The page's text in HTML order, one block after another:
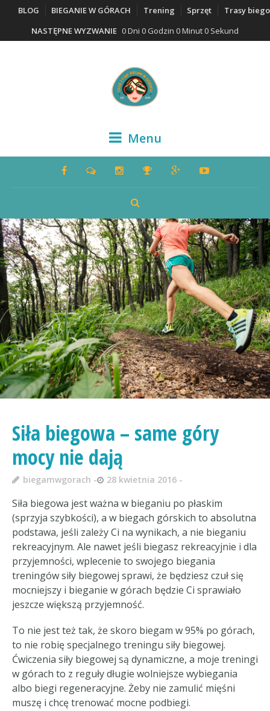
BLOG BIEGANIE W GÓRACH Trening Sprzęt
Trasy
NASTĘPNE WYZWANIE 0 Dni 0 Godzin 0 Minut 0 Sekund
Menu
Siła biegowa – same góry
mocy nie dają
biegamwgorach 28 kwietnia 2016
Siła biegowa jest ważna w bieganiu po płaskim
(sprzyja szybkości), a w biegach górskich to absolutna
podstawa, jeśli zależy Ci na wynikach, a nie bieganiu
rekreacyjnym. Ale nawet jeśli biegasz rekreacyjnie i dla
przyjemności, wplecenie to swojego biegania
treningów siły biegowej sprawi, że będziesz czuł się
mocniejszy i bieganie w górach będzie Ci sprawiało
jeszcze większą przyjemność.
To nie jest też tak, że skoro biegam w 95% po górach,
to nie robię specjalnego treningu siły biegowej.
Ćwiczenia siły biegowej są dynamiczne, a moje treningi
w górach to z reguły długie wolniejsze wybiegania
albo biegi regeneracyjne. Żeby nie zamulić mięśni
muszę i chcę trenować mocne podbiegi.